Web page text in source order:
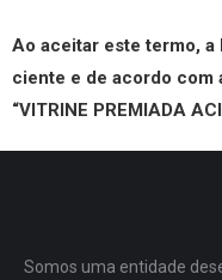
Ao aceitar este termo,
ciente e de acordo com
“VITRINE PREMIADA
Somos uma entidade